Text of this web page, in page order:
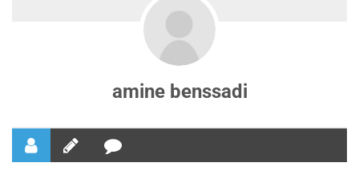
amine benssadi